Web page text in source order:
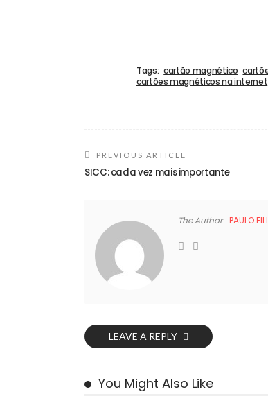
Tags: cartão magnético
cartões magnéticos na internet
PREVIOUS ARTICLE
SICC: cada vez mais importante
The Author PAULO
LEAVE A REPLY
You Might Also Like